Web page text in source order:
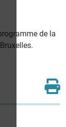
de la